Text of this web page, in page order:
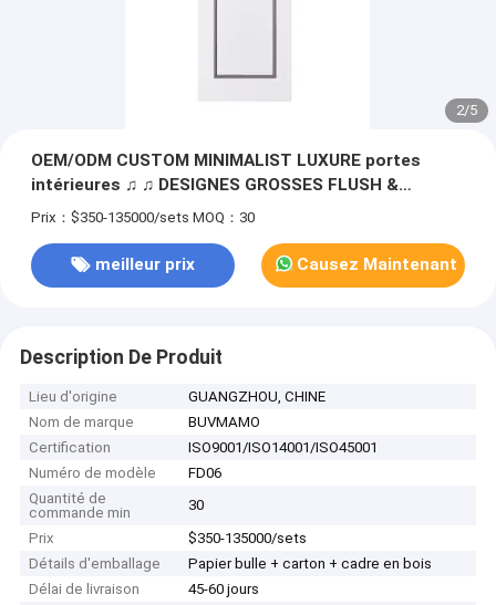
3/5
OEM/ODM CUSTOM MINIMALIST LUXURE portes
intérieures ♫ ♫ DESIGNES GROSSES FLUSH &
GLIDING DESIGNES sans cadre GLIDING & Swing
verre
Prix：$350-135000/sets MOQ：30
meilleur prix Causez Maintenant
Description De Produit
Lieu d'origine
GUANGZHOU, CHINE
Nom de marque
BUVMAMO
Certification
ISO9001/ISO14001/ISO45001
Numéro de modèle
FD06
Quantité de
commande min
30
Prix
$350-135000/sets
Détails d'emballage
Papier bulle + carton + cadre en bois
Délai de livraison
45-60 jours